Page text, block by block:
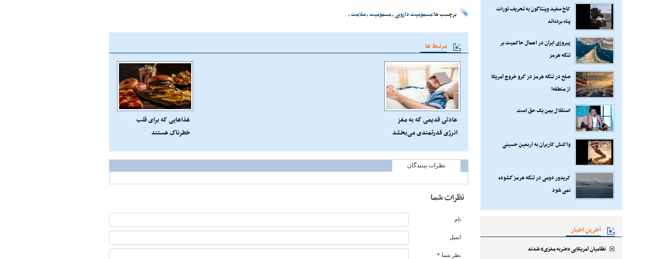
کاخ سفید وپنتاگون به تحریف تورات
پناه برده‌اند
پیروزی ایران در اعمال حاکمیت بر
تنگه هرمز
صلح در تنگه هرمز در گرو خروج آمریکا
از منطقه!
استقلال یمن یک حق است
واکنش کاربران به اربعین حسینی
کریدور دومی در تنگه هرمز گشوده
نمی شود
آخرین اخبار
نظامیان آمریکایی «ضربه مغزی» شدند
برچسب ها:مسمومیت دارویی،مسمومیت،سلامت،
مرتبط ها
عادتی قدیمی که به مغز
انرژی قدرتمندی می‌بخشد
غذا‌هایی که برای قلب
خطرناک هستند
نظرات بینندگان
نظرات شما
نام
ایمیل
نظر شما *